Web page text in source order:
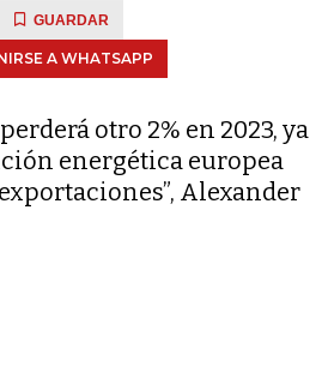
GUARDAR
A WHATSAPP
otro 2% en 2023, ya
energética europea
Alexander